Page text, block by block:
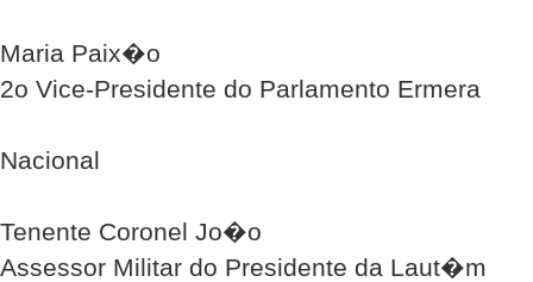
Maria Paix�o
2o Vice-Presidente do Parlamento Ermera
Nacional
Tenente Coronel Jo�o
Assessor Militar do Presidente da Laut�m